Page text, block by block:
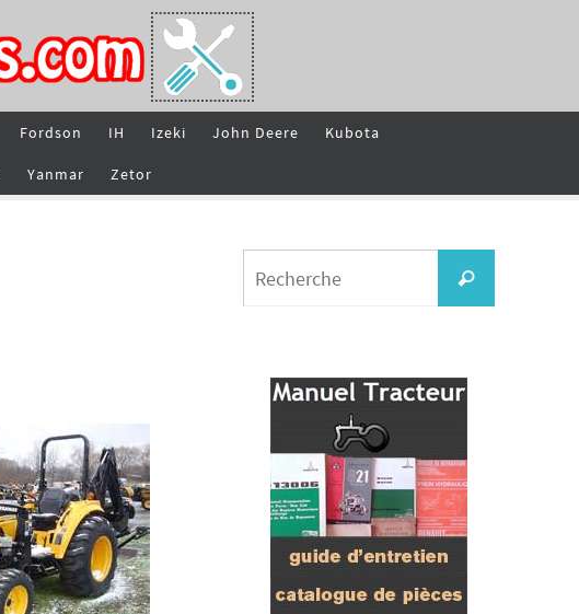
Fordson IH Izeki John Deere Kubota
Yanmar Zetor
Recherche